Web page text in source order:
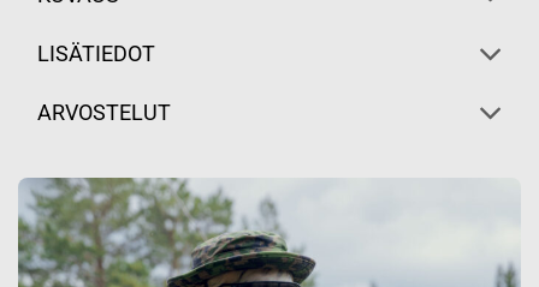
LISÄTIEDOT
ARVOSTELUT